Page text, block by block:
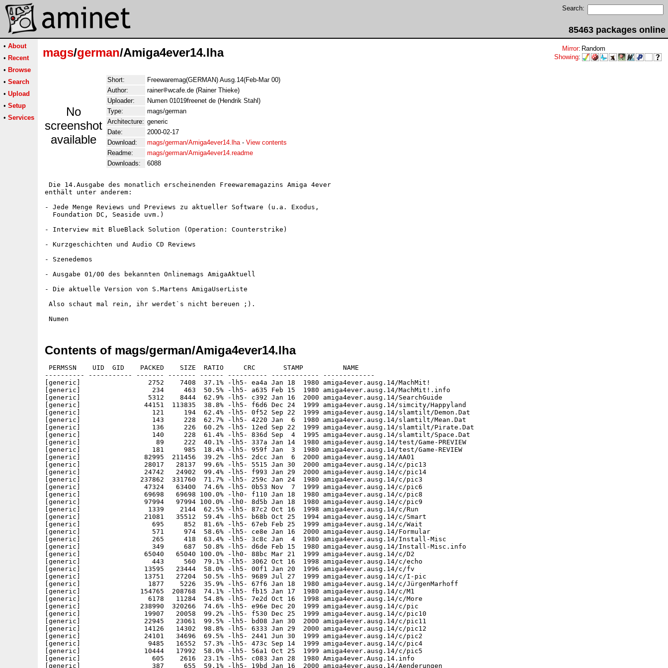
Search:
85463 packages online
• About
• Recent
• Browse
• Search
• Upload
• Setup
• Services
mags/german/Amiga4ever14.lha Mirror: Random
Showing:
No
screenshot
available
Short:
Freewaremag(GERMAN) Ausg.14(Feb-Mar 00)
Author:
rainer
wcafe.de (Rainer Thieke)
Uploader:
Numen 01019freenet de (Hendrik Stahl)
Type:
mags/german
Architecture: generic
Date:
2000-02-17
Download:
mags/german/Amiga4ever14.lha- View contents
Readme:
mags/german/Amiga4ever14.readme
Downloads:
6088
Die 14.Ausgabe des monatlich erscheinenden Freewaremagazins Amiga 4ever
enthält unter anderem:
- Jede Menge Reviews und Previews zu aktueller Software (u.a. Exodus,
  Foundation DC, Seaside uvm.)
- Interview mit BlueBlack Solution (Operation: Counterstrike)
- Kurzgeschichten und Audio CD Reviews
- Szenedemos
- Ausgabe 01/00 des bekannten Onlinemags AmigaAktuell
- Die aktuelle Version von S.Martens AmigaUserListe
Also schaut mal rein, ihr werdet`s nicht bereuen ;).
Contents of mags/german/Amiga4ever14.lha
PERMSSN    UID  GID    PACKED    SIZE  RATIO     CRC       STAMP          NAME
---------- ----------- ------- ------- ------ ---------- ------------ -------------
[generic]                 2752    7408  37.1% -lh5- ea4a Jan 18  1980 amiga4ever.ausg.14/MachMit!
[generic]                  234     463  50.5% -lh5- a635 Feb 15  1980 amiga4ever.ausg.14/MachMit!.info
[generic]                 5312    8444  62.9% -lh5- c392 Jan 16  2000 amiga4ever.ausg.14/SearchGuide
[generic]                44151  113835  38.8% -lh5- f6d6 Dec 24  1999 amiga4ever.ausg.14/simcity/Happyland
[generic]                  121     194  62.4% -lh5- 0f52 Sep 22  1999 amiga4ever.ausg.14/slamtilt/Demon.Dat
[generic]                  143     228  62.7% -lh5- 4220 Jan  6  1980 amiga4ever.ausg.14/slamtilt/Mean.Dat
[generic]                  136     226  60.2% -lh5- 12ed Sep 22  1999 amiga4ever.ausg.14/slamtilt/Pirate.Dat
[generic]                  140     228  61.4% -lh5- 836d Sep  4  1995 amiga4ever.ausg.14/slamtilt/Space.Dat
[generic]                   89     222  40.1% -lh5- 337a Jan 14  1980 amiga4ever.ausg.14/test/Game-PREVIEW
[generic]                  181     985  18.4% -lh5- 959f Jan  3  1980 amiga4ever.ausg.14/test/Game-REVIEW
[generic]                82995  211456  39.2% -lh5- 2dcc Jan  6  2000 amiga4ever.ausg.14/AA01
[generic]                28017   28137  99.6% -lh5- 5515 Jan 30  2000 amiga4ever.ausg.14/c/pic13
[generic]                24742   24902  99.4% -lh5- f993 Jan 29  2000 amiga4ever.ausg.14/c/pic14
[generic]               237862  331760  71.7% -lh5- 259c Jan 24  1980 amiga4ever.ausg.14/c/pic3
[generic]                47324   63400  74.6% -lh5- 0b53 Nov  7  1999 amiga4ever.ausg.14/c/pic6
[generic]                69698   69698 100.0% -lh0- f110 Jan 18  1980 amiga4ever.ausg.14/c/pic8
[generic]                97994   97994 100.0% -lh0- 8d5b Jan 18  1980 amiga4ever.ausg.14/c/pic9
[generic]                 1339    2144  62.5% -lh5- 87c2 Oct 16  1998 amiga4ever.ausg.14/c/Run
[generic]                21081   35512  59.4% -lh5- b68b Oct 25  1994 amiga4ever.ausg.14/c/Smart
[generic]                  695     852  81.6% -lh5- 67eb Feb 25  1999 amiga4ever.ausg.14/c/Wait
[generic]                  571     974  58.6% -lh5- ce8e Jan 16  2000 amiga4ever.ausg.14/Formular
[generic]                  265     418  63.4% -lh5- 3c8c Jan  4  1980 amiga4ever.ausg.14/Install-Misc
[generic]                  349     687  50.8% -lh5- d6de Feb 15  1980 amiga4ever.ausg.14/Install-Misc.info
[generic]                65040   65040 100.0% -lh0- 88bc Mar 21  1999 amiga4ever.ausg.14/c/D2
[generic]                  443     560  79.1% -lh5- 3062 Oct 16  1998 amiga4ever.ausg.14/c/echo
[generic]                13595   23444  58.0% -lh5- 00f1 Jan 20  1996 amiga4ever.ausg.14/c/fv
[generic]                13751   27204  50.5% -lh5- 9689 Jul 27  1999 amiga4ever.ausg.14/c/I-pic
[generic]                 1877    5226  35.9% -lh5- 67f6 Jan 18  1980 amiga4ever.ausg.14/c/JürgenMarhoff
[generic]               154765  208768  74.1% -lh5- fb15 Jan 17  1980 amiga4ever.ausg.14/c/M1
[generic]                 6178   11284  54.8% -lh5- 7e2d Oct 16  1998 amiga4ever.ausg.14/c/More
[generic]               238990  320266  74.6% -lh5- e96e Dec 20  1999 amiga4ever.ausg.14/c/pic
[generic]                19907   20058  99.2% -lh5- f530 Dec 25  1999 amiga4ever.ausg.14/c/pic10
[generic]                22945   23061  99.5% -lh5- bd08 Jan 30  2000 amiga4ever.ausg.14/c/pic11
[generic]                14126   14302  98.8% -lh5- 6333 Jan 29  2000 amiga4ever.ausg.14/c/pic12
[generic]                24101   34696  69.5% -lh5- 2441 Jun 30  1999 amiga4ever.ausg.14/c/pic2
[generic]                 9485   16552  57.3% -lh5- 473c Sep 14  1999 amiga4ever.ausg.14/c/pic4
[generic]                10444   17992  58.0% -lh5- 56a1 Oct 25  1999 amiga4ever.ausg.14/c/pic5
[generic]                  605    2616  23.1% -lh5- c083 Jan 28  1980 Amiga4ever.Ausg.14.info
[generic]                  387     655  59.1% -lh5- 19bd Jan 16  2000 amiga4ever.ausg.14/Aenderungen